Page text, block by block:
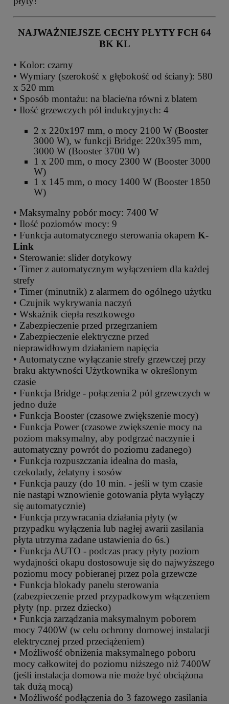
NAJWAŻNIEJSZE CECHY PŁYTY FCH 64
BK KL
• Kolor: czarny
• Wymiary (szerokość x głębokość od ściany): 580
x 520 mm
• Sposób montażu: na blacie/na równi z blatem
• Ilość grzewczych pól indukcyjnych: 4
2 x 220x197 mm, o mocy 2100 W (Booster
3000 W), w funkcji Bridge: 220x395 mm,
3000 W (Booster 3700 W)
1 x 200 mm, o mocy 2300 W (Booster 3000
W)
1 x 145 mm, o mocy 1400 W (Booster 1850
W)
• Maksymalny pobór mocy: 7400 W
• Ilość poziomów mocy: 9
• Funkcja automatycznego sterowania okapem K-
Link
• Sterowanie: slider dotykowy
• Timer z automatycznym wyłączeniem dla każdej
strefy
• Timer (minutnik) z alarmem do ogólnego użytku
• Czujnik wykrywania naczyń
• Wskaźnik ciepła resztkowego
• Zabezpieczenie przed przegrzaniem
• Zabezpieczenie elektryczne przed
nieprawidłowym działaniem napięcia
• Automatyczne wyłączanie strefy grzewczej przy
braku aktywności Użytkownika w określonym
czasie
• Funkcja Bridge - połączenia 2 pól grzewczych w
jedno duże
• Funkcja Booster (czasowe zwiększenie mocy)
• Funkcja Power (czasowe zwiększenie mocy na
poziom maksymalny, aby podgrzać naczynie i
automatyczny powrót do poziomu zadanego)
• Funkcja rozpuszczania idealna do masła,
czekolady, żelatyny i sosów
• Funkcja pauzy (do 10 min. - jeśli w tym czasie
nie nastąpi wznowienie gotowania płyta wyłączy
się automatycznie)
• Funkcja przywracania działania płyty (w
przypadku wyłączenia lub nagłej awarii zasilania
płyta utrzyma zadane ustawienia do 6s.)
• Funkcja AUTO - podczas pracy płyty poziom
wydajności okapu dostosowuje się do najwyższego
poziomu mocy pobieranej przez pola grzewcze
• Funkcja blokady panelu sterowania
(zabezpieczenie przed przypadkowym włączeniem
płyty (np. przez dziecko)
• Funkcja zarządzania maksymalnym poborem
mocy 7400W (w celu ochrony domowej instalacji
elektrycznej przed przeciążeniem)
• Możliwość obniżenia maksymalnego poboru
mocy całkowitej do poziomu niższego niż 7400W
(jeśli instalacja domowa nie może być obciążona
tak dużą mocą)
• Możliwość podłączenia do 3 fazowego zasilania